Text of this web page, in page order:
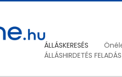
ÁLLÁSKERESÉS
ÁLLÁSHIRDETÉS FELADÁS